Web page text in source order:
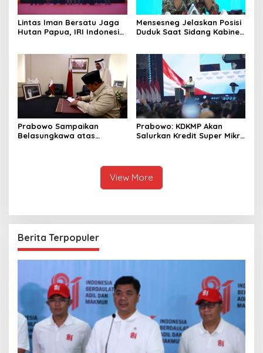
Lintas Iman Bersatu Jaga
Hutan Papua, IRI Indonesia
Mensesneg Jelaskan Posisi
Duduk Saat Sidang Kabinet:
Prabowo Sampaikan
Belasungkawa atas
Prabowo: KDKMP Akan
Salurkan Kredit Super Mikro
View More
Berita Terpopuler